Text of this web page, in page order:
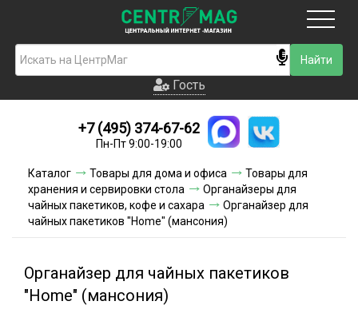
Гость
Новинки
Условия доставки
Условия оплаты
Акции и скидки
Гость
+7 (495) 374-67-62
Пн-Пт 9:00-19:00
Каталог Товары для дома и офиса
Товары для
хранения и сервировки стола
Органайзеры для
чайных пакетиков, кофе и сахара
Органайзер для
чайных пакетиков "Home" (мансония)
Органайзер для чайных пакетиков
"Home" (мансония)